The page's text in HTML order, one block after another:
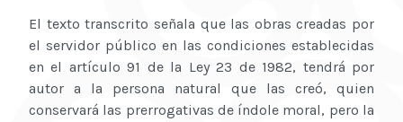
El texto transcrito señala que las obras creadas por
el servidor público en las condiciones establecidas
en el artículo 91 de la Ley 23 de 1982, tendrá por
autor a la persona natural que las creó, quien
conservará las prerrogativas de índole moral, pero la